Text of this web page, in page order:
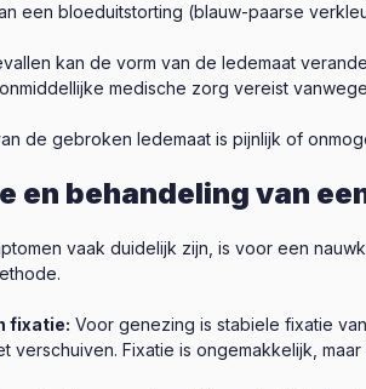
een bloeduitstorting (blauw-paarse
kan de vorm van de ledemaat
medische zorg vereist
de gebroken ledemaat is pijnlijk of
en behandeling van
vaak duidelijk zijn, is voor een
fixatie: Voor genezing is stabiele fixatie
verschuiven. Fixatie is ongemakkelijk,